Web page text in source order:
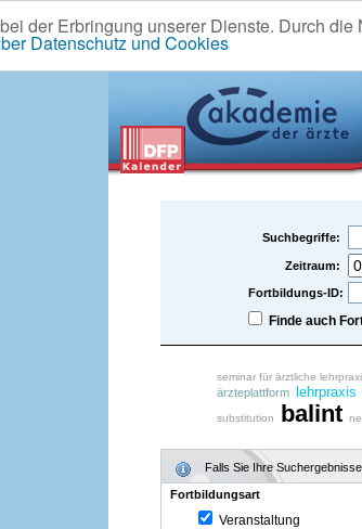
der Erbringung unserer Dienste. Durch
Datenschutz und Cookies
Suchbegriffe:
Zeitraum:
Fortbildungs-ID:
Finde auch
seminar für ärztliche
ärzteplattform lehrpraxis
substitution balint
Falls Sie Ihre
Fortbildungsart
Veranstaltung